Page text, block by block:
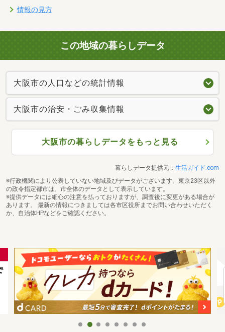
情報の見方
この地域の暮らしデータ
大阪市の人口などの統計情報
大阪市の治安・ごみ収集情報
大阪市の暮らしデータをもっと見る
暮らしデータ提供元： 生活ガイド.com
※行政機関により公表していない地域及びデータがございます。東京23区以外
の政令指定都市は、市全体のデータとして表示しています。
※提供データには細心の注意を払っておりますが、調査後に変更がある場合が
あります。 最新の情報につきましては各市区役所までお問い合わせいただく
か、自治体HPなどをご確認ください。